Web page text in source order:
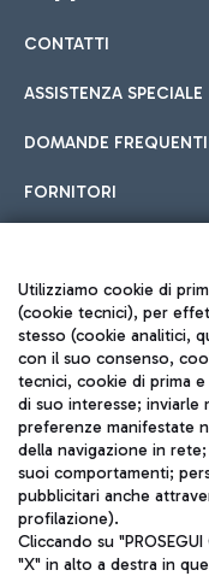
Cucina Internazionale
Fast Food
Hotel in aeroporto
Scegli l'alloggio più
all'aeroporto.
Car sharing
Con il Car Sharing è
Treno
Raggiungi
tramite i servizi
CONTATTI
ASSISTENZA SPECIALE
DOMANDE FREQUENTI
FORNITORI
Seguici sui
Utilizziamo cookie di
(cookie tecnici), per
stesso (cookie analitici,
con il suo consenso,
tecnici, cookie di prima
di suo interesse; inviarle
preferenze manifestate
della navigazione in
suoi comportamenti;
pubblicitari anche
profilazione).
Cliccando su "PROSEGUI
"X" in alto a destra in